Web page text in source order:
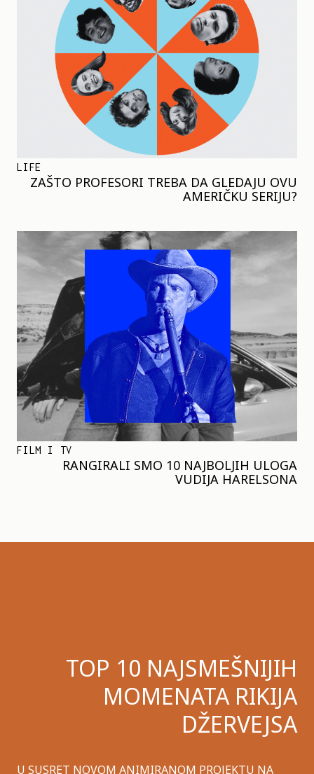
LIFE
ZAŠTO PROFESORI TREBA DA GLEDAJU OVU
AMERIČKU SERIJU?
FILM I TV
RANGIRALI SMO 10 NAJBOLJIH ULOGA
VUDIJA HARELSONA
TOP 10 NAJSMEŠNIJIH
MOMENATA RIKIJA
DŽERVEJSA
U SUSRET NOVOM ANIMIRANOM PROJEKTU NA